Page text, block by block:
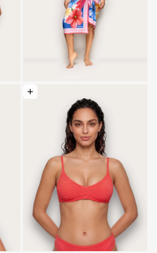
acolchado modelador - Textured
Elegir opciones: Bralette acolchado de